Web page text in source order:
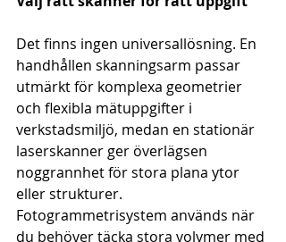
Det finns ingen universallösning. En
handhållen skanningsarm passar
utmärkt för komplexa geometrier
och flexibla mätuppgifter i
verkstadsmiljö, medan en stationär
laserskanner ger överlägsen
noggrannhet för stora plana ytor
eller strukturer.
Fotogrammetrisystem används när
du behöver täcka stora volymer med